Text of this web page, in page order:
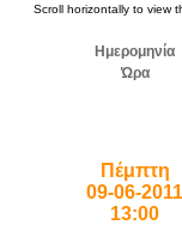
Ημερομηνία
Ώρα
Πέμπτη
09-06-2011
13:00